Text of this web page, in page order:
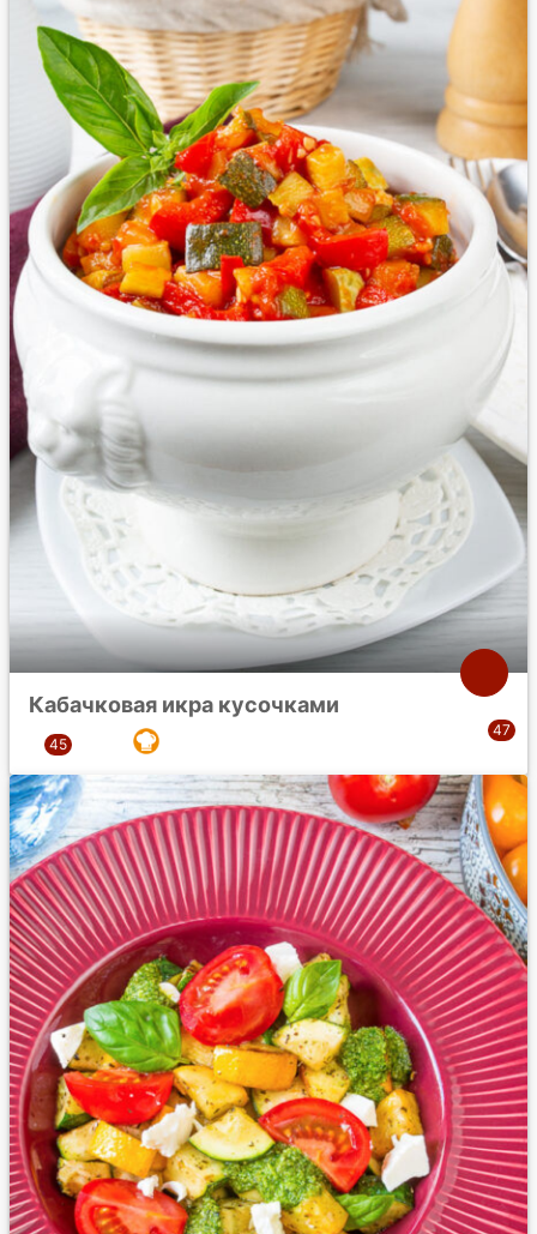
Кабачковая икра кусочками